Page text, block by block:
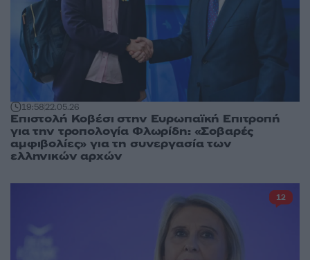
19:5822.05.26
Επιστολή Κοβέσι στην Ευρωπαϊκή Επιτροπή
για την τροπολογία Φλωρίδη: «Σοβαρές
αμφιβολίες» για τη συνεργασία των
ελληνικών αρχών
12